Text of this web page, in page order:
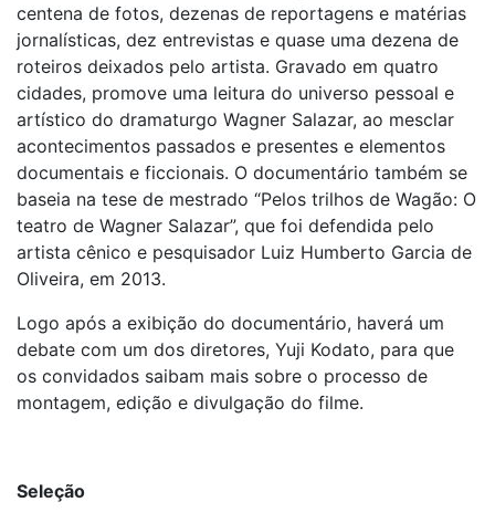
centena de fotos, dezenas de reportagens e matérias
jornalísticas, dez entrevistas e quase uma dezena de
roteiros deixados pelo artista. Gravado em quatro
cidades, promove uma leitura do universo pessoal e
artístico do dramaturgo Wagner Salazar, ao mesclar
acontecimentos passados e presentes e elementos
documentais e ficcionais. O documentário também se
baseia na tese de mestrado “Pelos trilhos de Wagão: O
teatro de Wagner Salazar”, que foi defendida pelo
artista cênico e pesquisador Luiz Humberto Garcia de
Oliveira, em 2013.
Logo após a exibição do documentário, haverá um
debate com um dos diretores, Yuji Kodato, para que
os convidados saibam mais sobre o processo de
montagem, edição e divulgação do filme.
Seleção